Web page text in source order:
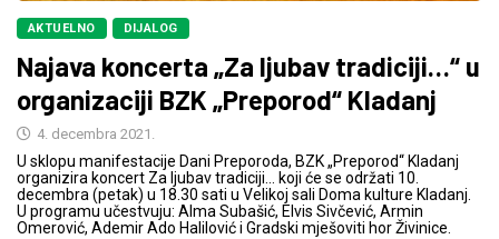
AKTUELNO DIJALOG
Najava koncerta „Za ljubav tradiciji…“ u
organizaciji BZK „Preporod“ Kladanj
4. decembra 2021.
U sklopu manifestacije Dani Preporoda, BZK „Preporod“ Kladanj
organizira koncert Za ljubav tradiciji… koji će se održati 10.
decembra (petak) u 18.30 sati u Velikoj sali Doma kulture Kladanj.
U programu učestvuju: Alma Subašić, Elvis Sivčević, Armin
Omerović, Ademir Ado Halilović i Gradski mješoviti hor Živinice.